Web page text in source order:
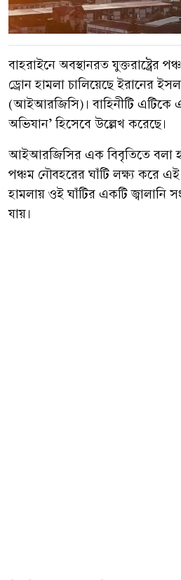
বাহরাইনে অবস্থানরত যুক্তরাষ্ট্রের
ড্রোন হামলা চালিয়েছে ইরানের
(আইআরজিসি)। বাহিনীটি এটিকে
অভিযান’ হিসেবে উল্লেখ করেছে।
আইআরজিসির এক বিবৃতিতে বলা
পঞ্চম নৌবহরের ঘাঁটি লক্ষ্য করে এই
হামলায় ওই ঘাঁটির একটি জ্বালানি
যায়।